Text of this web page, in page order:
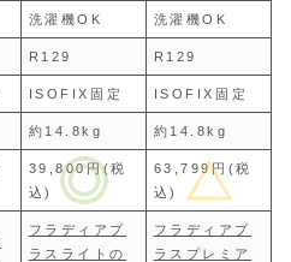
洗濯機OK 洗濯機OK
R129 R129
ISOFIX固定 ISOFIX固定
約14.8kg 約14.8kg
39,800円(税
込)
63,799円(税
込)
フラディアプ
ラスライトの
フラディアプ
ラスプレミア